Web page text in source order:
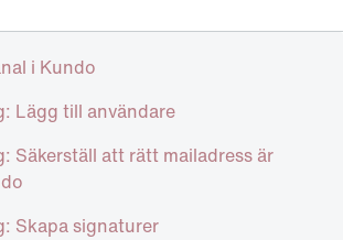
i Kundo
Lägg till användare
Säkerställ att rätt mailadress är
Skapa signaturer